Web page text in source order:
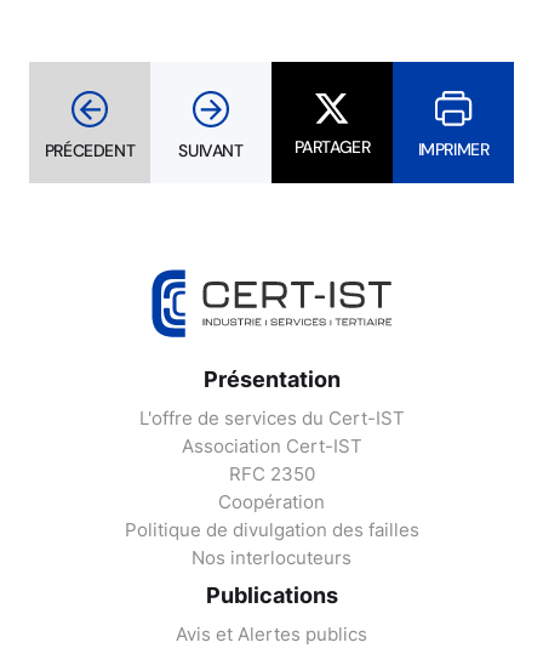
PRÉCEDENT SUIVANT PARTAGER IMPRIMER
Présentation
L'offre de services du Cert-IST
Association Cert-IST
RFC 2350
Coopération
Politique de divulgation des failles
Nos interlocuteurs
Publications
Avis et Alertes publics